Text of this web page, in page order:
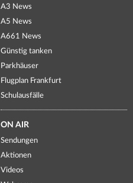
A3 News
A5 News
A661 News
Günstig tanken
Parkhäuser
Flugplan Frankfurt
Schulausfälle
ON AIR
Sendungen
Aktionen
Videos